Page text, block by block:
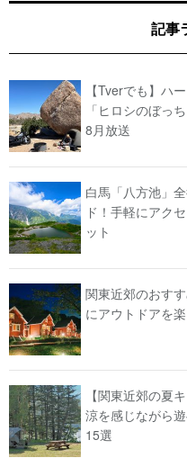
記事
【Tverでも】ハ
「ヒロシのぼっ
8月放送
白馬「八方池」
ド！手軽にアク
ット
関東近郊のおす
にアウトドアを
【関東近郊の夏
涼を感じながら
15選